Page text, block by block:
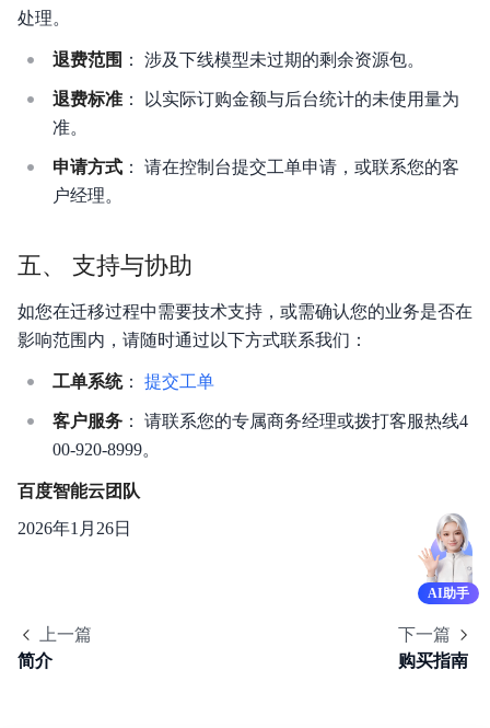
处理。
退费范围 ： 涉及下线模型未过期的剩余资源包。
退费标准 ： 以实际订购金额与后台统计的未使用量为
准。
申请方式 ： 请在控制台提交工单申请，或联系您的客
户经理。
五、 支持与协助
如您在迁移过程中需要技术支持，或需确认您的业务是否在
影响范围内，请随时通过以下方式联系我们：
工单系统： 提交工单
客户服务 ： 请联系您的专属商务经理或拨打客服热线4
00-920-8999。
百度智能云团队
2026年1月26日
上一篇
简介
下一篇
购买指南
AI助手